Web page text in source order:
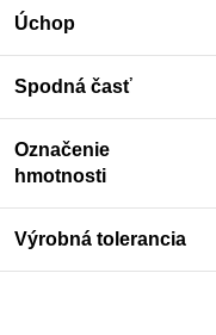
Úchop
Spodná časť
Označenie
hmotnosti
Výrobná tolerancia